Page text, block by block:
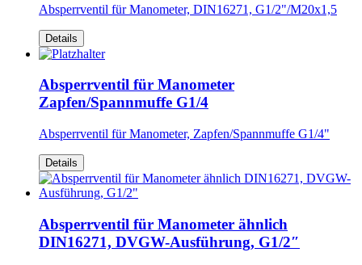
Absperrventil für Manometer, DIN16271, G1/2"/M20x1,5
Details
Absperrventil für Manometer
Zapfen/Spannmuffe G1/4
Absperrventil für Manometer, Zapfen/Spannmuffe G1/4"
Details
Absperrventil für Manometer ähnlich
DIN16271, DVGW-Ausführung, G1/2″